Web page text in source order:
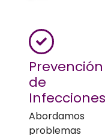
Prevención
de
Infecciones
Abordamos
problemas